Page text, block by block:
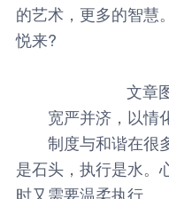
的艺术，更多的智慧
悦来?
文章
宽严并济，以情
制度与和谐在很
是石头，执行是水。
时又需要温柔执行。